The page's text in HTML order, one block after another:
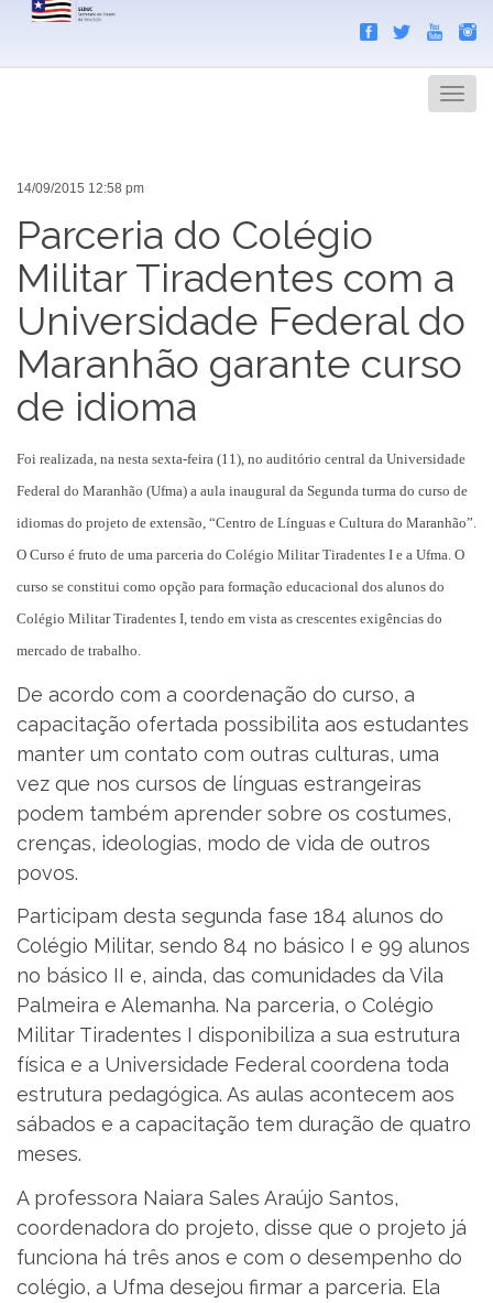
Menu
14/09/2015 12:58 pm
Parceria do Colégio
Militar Tiradentes com a
Universidade Federal do
Maranhão garante curso
de idioma
Foi realizada, na nesta sexta-feira (11), no auditório central da Universidade
Federal do Maranhão (Ufma) a aula inaugural da Segunda turma do curso de
idiomas do projeto de extensão, “Centro de Línguas e Cultura do Maranhão”.
O Curso é fruto de uma parceria do Colégio Militar Tiradentes I e a Ufma. O
curso se constitui como opção para formação educacional dos alunos do
Colégio Militar Tiradentes I, tendo em vista as crescentes exigências do
mercado de trabalho.
De acordo com a coordenação do curso, a
capacitação ofertada possibilita aos estudantes
manter um contato com outras culturas, uma
vez que nos cursos de línguas estrangeiras
podem também aprender sobre os costumes,
crenças, ideologias, modo de vida de outros
povos.
Participam desta segunda fase 184 alunos do
Colégio Militar, sendo 84 no básico I e 99 alunos
no básico II e, ainda, das comunidades da Vila
Palmeira e Alemanha. Na parceria, o Colégio
Militar Tiradentes I disponibiliza a sua estrutura
física e a Universidade Federal coordena toda
estrutura pedagógica. As aulas acontecem aos
sábados e a capacitação tem duração de quatro
meses.
A professora Naiara Sales Araújo Santos,
coordenadora do projeto, disse que o projeto já
funciona há três anos e com o desempenho do
colégio, a Ufma desejou firmar a parceria. Ela